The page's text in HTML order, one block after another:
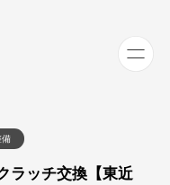
ラッチ交換【東近